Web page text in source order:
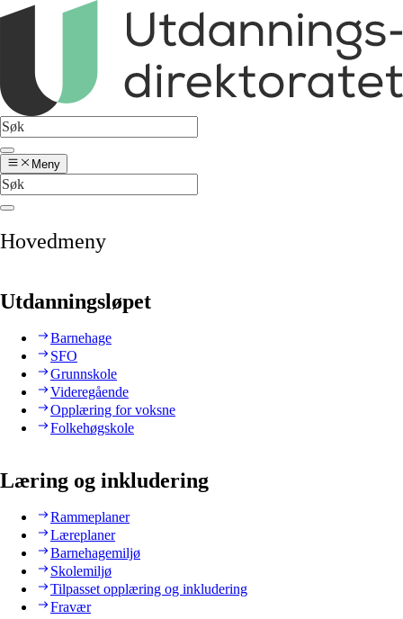
Meny
Hovedmeny
Utdanningsløpet
Barnehage
SFO
Grunnskole
Videregående
Opplæring for voksne
Folkehøgskole
Læring og inkludering
Rammeplaner
Læreplaner
Barnehagemiljø
Skolemiljø
Tilpasset opplæring og inkludering
Fravær